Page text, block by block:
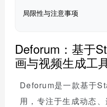
局限性与注意事项
Deforum：基于
画与视频生成工
Deforum是一款基于
用，专注于生成动态、